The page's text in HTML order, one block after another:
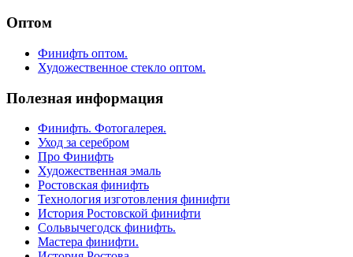
Оптом
Финифть оптом.
Художественное стекло оптом.
Полезная информация
Финифть. Фотогалерея.
Уход за серебром
Про Финифть
Художественная эмаль
Ростовская финифть
Технология изготовления финифти
История Ростовской финифти
Сольвычегодск финифть.
Мастера финифти.